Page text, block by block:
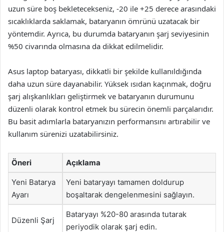
uzun süre boş bekletecekseniz, -20 ile +25 derece arasındaki
sıcaklıklarda saklamak, bataryanın ömrünü uzatacak bir
yöntemdir. Ayrıca, bu durumda bataryanın şarj seviyesinin
%50 civarında olmasına da dikkat edilmelidir.
Asus laptop bataryası, dikkatli bir şekilde kullanıldığında
daha uzun süre dayanabilir. Yüksek ısıdan kaçınmak, doğru
şarj alışkanlıkları geliştirmek ve bataryanın durumunu
düzenli olarak kontrol etmek bu sürecin önemli parçalarıdır.
Bu basit adımlarla bataryanızın performansını artırabilir ve
kullanım sürenizi uzatabilirsiniz.
Öneri Açıklama
Yeni Batarya
Ayarı
Yeni bataryayı tamamen doldurup
boşaltarak dengelenmesini sağlayın.
Düzenli Şarj
Bataryayı %20-80 arasında tutarak
periyodik olarak şarj edin.